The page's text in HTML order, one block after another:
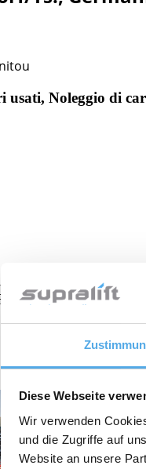
Diese Webseite
Wir verwenden
und die Zugriffe auf
Website an unsere
usati, Noleggio di
tel.